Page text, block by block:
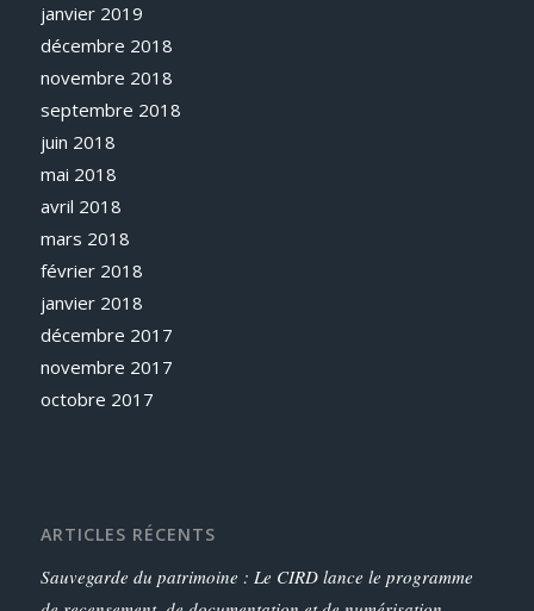
janvier 2019
décembre 2018
novembre 2018
septembre 2018
juin 2018
mai 2018
avril 2018
mars 2018
février 2018
janvier 2018
décembre 2017
novembre 2017
octobre 2017
ARTICLES RÉCENTS
Sauvegarde du patrimoine : Le CIRD lance le programme